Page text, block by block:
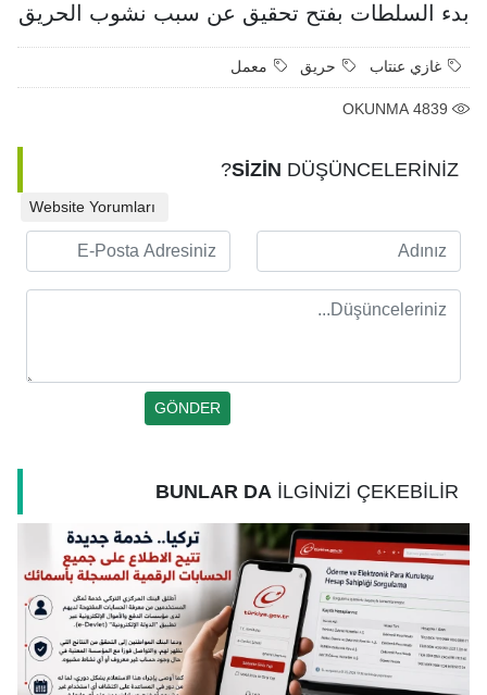
بدء السلطات بفتح تحقيق عن سبب نشوب الحريق
غازي عنتاب حريق معمل
4839
OKUNMA
SİZİN DÜŞÜNCELERİNİZ?
BUNLAR DA İLGİNİZİ ÇEKEBİLİR